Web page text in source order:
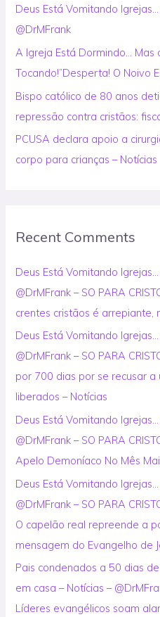
r
:
Deus Está Vomitando
@DrMFrank
A Igreja Está Dormindo… Mas
Tocando!”Desperta! O Noivo
Bispo católico de 80 anos
repressão contra cristãos:
PCUSA declara apoio a
corpo para crianças – Notícias
Recent Comments
Deus Está Vomitando
@DrMFrank – SO PARA
crentes cristãos é arrepiante,
Deus Está Vomitando
@DrMFrank – SO PARA
por 700 dias por se recusar a
liberados – Notícias
Deus Está Vomitando
@DrMFrank – SO PARA
Apelo Demoníaco No Mês
Deus Está Vomitando
@DrMFrank – SO PARA
O capelão real repreende a
mensagem do Evangelho de
Pais condenados a 50 dias
em casa – Notícias –
Líderes evangélicos soam